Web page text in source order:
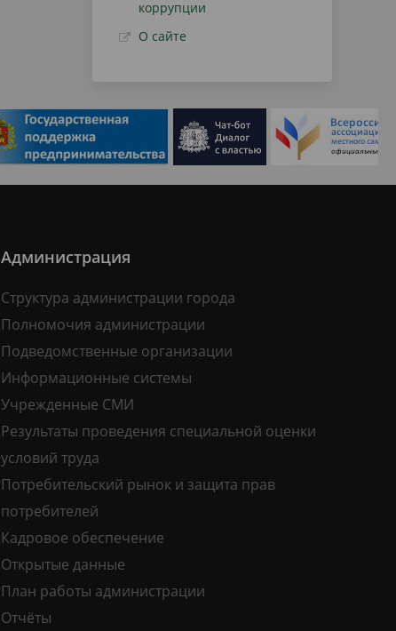
коррупции
О сайте
Администрация
Структура администрации города
Полномочия администрации
Подведомственные организации
Информационные системы
Учрежденные СМИ
Результаты проведения специальной оценки
условий труда
Потребительский рынок и защита прав
потребителей
Кадровое обеспечение
Открытые данные
План работы администрации
Отчёты